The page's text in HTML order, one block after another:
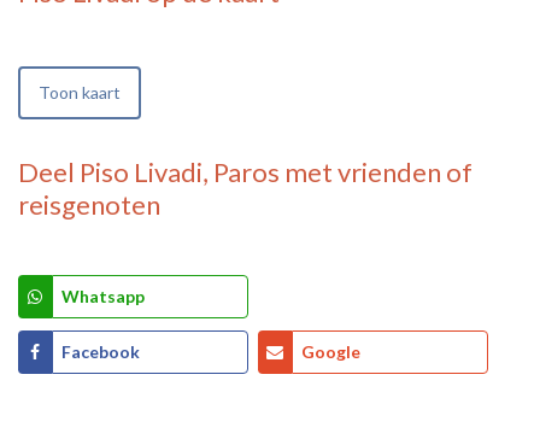
Toon kaart
Deel Piso Livadi, Paros met vrienden of
reisgenoten
Whatsapp
Facebook Google